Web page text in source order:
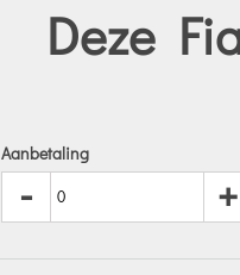
Deze
Aanbetaling
- +